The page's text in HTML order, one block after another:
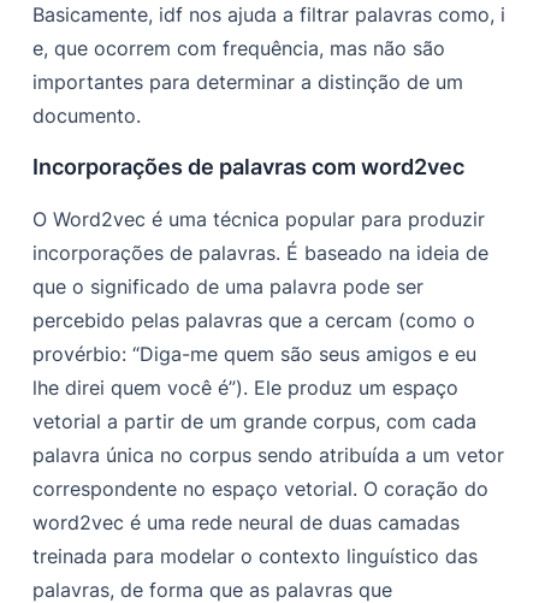
Basicamente, idf nos ajuda a filtrar palavras como, i
e, que ocorrem com frequência, mas não são
importantes para determinar a distinção de um
documento.
Incorporações de palavras com word2vec
O Word2vec é uma técnica popular para produzir
incorporações de palavras. É baseado na ideia de
que o significado de uma palavra pode ser
percebido pelas palavras que a cercam (como o
provérbio: “Diga-me quem são seus amigos e eu
lhe direi quem você é”). Ele produz um espaço
vetorial a partir de um grande corpus, com cada
palavra única no corpus sendo atribuída a um vetor
correspondente no espaço vetorial. O coração do
word2vec é uma rede neural de duas camadas
treinada para modelar o contexto linguístico das
palavras, de forma que as palavras que